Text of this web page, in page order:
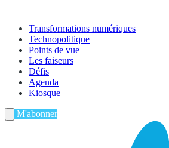
Transformations numériques
Technopolitique
Points de vue
Les faiseurs
Défis
Agenda
Kiosque
M'abonner